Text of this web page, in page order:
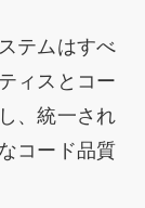
テムはすべ
ィスとコー
、統一され
コード品質